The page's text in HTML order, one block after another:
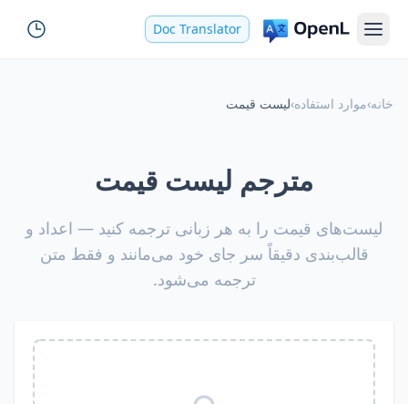
Doc Translator
خانه›موارد استفاده›لیست قیمت
مترجم لیست قیمت
لیست‌های قیمت را به هر زبانی ترجمه کنید — اعداد و
قالب‌بندی دقیقاً سر جای خود می‌مانند و فقط متن
ترجمه می‌شود.